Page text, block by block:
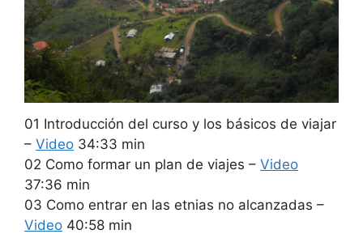
01 Introducción del curso y los básicos de viajar
– Video 34:33 min
02 Como formar un plan de viajes – Video
37:36 min
03 Como entrar en las etnias no alcanzadas –
Video 40:58 min